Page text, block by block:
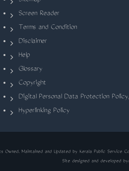
Screen Reader
Terms and Condition
Disclaimer
Help
Glossary
Copyright
Digital Personal Data Protection
Hyperlinking Policy
Owned, Maintained and Updated by Kerala Public Service
Site designed and developed by: